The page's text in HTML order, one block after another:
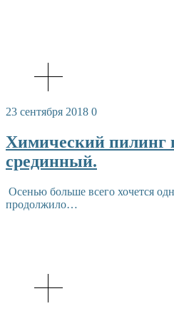
23 сентября 2018 0
Химический пилинг
срединный.
Осенью больше всего хочется
продолжило…